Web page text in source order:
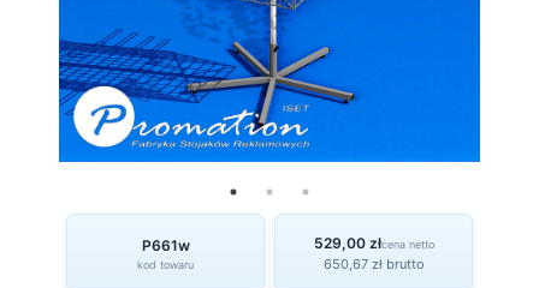
P661w
kod towaru
529,00 złcena netto
650,67 zł brutto